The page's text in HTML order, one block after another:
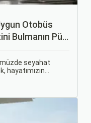
Otobüs
Bulmanın Püf
seyahat
hayatımızın
etmek için çeşitli
seçenekleri